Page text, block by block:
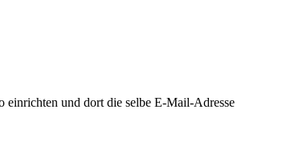
einrichten und dort die selbe E-Mail-Adresse